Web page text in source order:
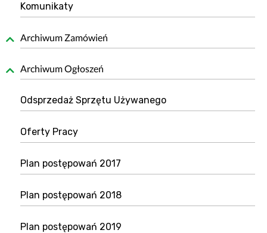
Komunikaty
Archiwum Zamówień
Archiwum Ogłoszeń
Odsprzedaż Sprzętu Używanego
Oferty Pracy
Plan postępowań 2017
Plan postępowań 2018
Plan postępowań 2019